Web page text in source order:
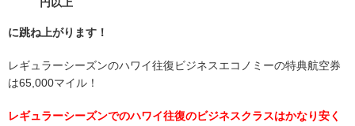
円以上
に跳ね上がります！
レギュラーシーズンのハワイ往復ビジネスエコノミーの特典航空券
は65,000マイル！
レギュラーシーズンでのハワイ往復のビジネスクラスはかなり安く